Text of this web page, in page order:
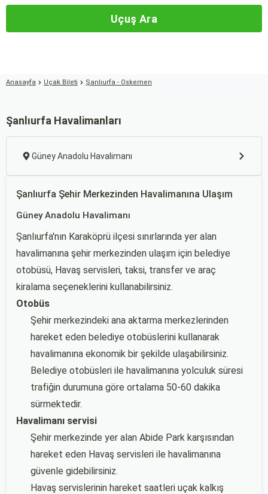
Uçuş Ara
Anasayfa Uçak Bileti Şanlıurfa - Oskemen
Şanlıurfa Havalimanları
Güney Anadolu Havalimanı
Şanlıurfa Şehir Merkezinden Havalimanına Ulaşım
Güney Anadolu Havalimanı
Şanlıurfa'nın Karaköprü ilçesi sınırlarında yer alan
havalimanına şehir merkezinden ulaşım için belediye
otobüsü, Havaş servisleri, taksi, transfer ve araç
kiralama seçeneklerini kullanabilirsiniz.
Otobüs
Şehir merkezindeki ana aktarma merkezlerinden
hareket eden belediye otobüslerini kullanarak
havalimanına ekonomik bir şekilde ulaşabilirsiniz.
Belediye otobüsleri ile havalimanına yolculuk süresi
trafiğin durumuna göre ortalama 50-60 dakika
sürmektedir.
Havalimanı servisi
Şehir merkezinde yer alan Abide Park karşısından
hareket eden Havaş servisleri ile havalimanına
güvenle gidebilirsiniz.
Havaş servislerinin hareket saatleri uçak kalkış